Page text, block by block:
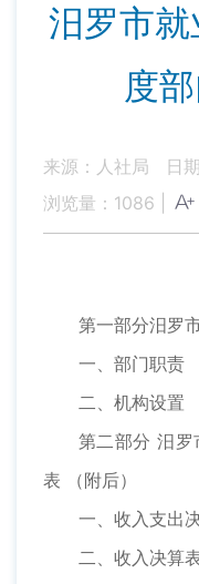
汨罗市
度
来源：人社局
日
浏览量： 1086
第一部分汨罗
一、部门职责
二、机构设置
第二部分 汨
表 （附后）
一、收入支出
二、收入决算